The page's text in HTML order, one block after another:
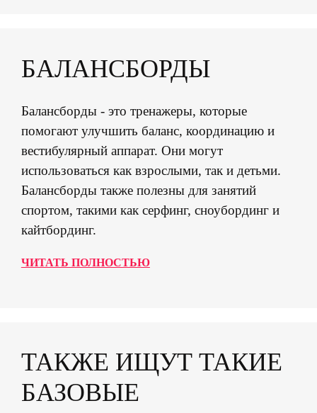
БАЛАНСБОРДЫ
Балансборды - это тренажеры, которые
помогают улучшить баланс, координацию и
вестибулярный аппарат. Они могут
использоваться как взрослыми, так и детьми.
Балансборды также полезны для занятий
спортом, такими как серфинг, сноубординг и
кайтбординг.
ЧИТАТЬ ПОЛНОСТЬЮ
ТАКЖЕ ИЩУТ ТАКИЕ
БАЗОВЫЕ